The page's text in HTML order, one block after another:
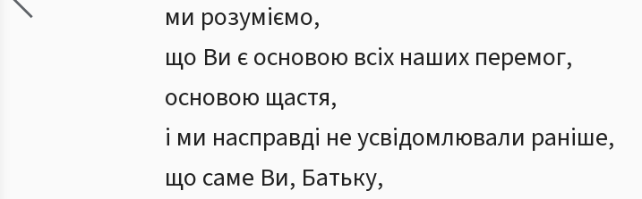
ми розуміємо,
що Ви є основою всіх наших перемог,
основою щастя,
і ми насправді не усвідомлювали раніше,
що саме Ви, Батьку,